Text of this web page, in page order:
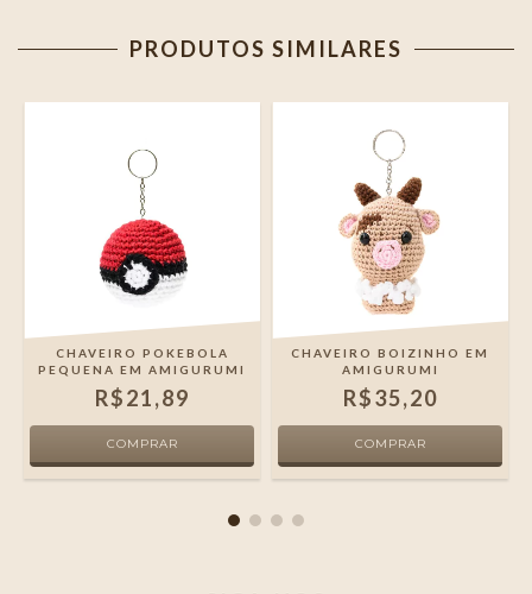
PRODUTOS SIMILARES
CHAVEIRO POKEBOLA
PEQUENA EM AMIGURUMI
R$21,89
CHAVEIRO BOIZINHO EM
AMIGURUMI
R$35,20